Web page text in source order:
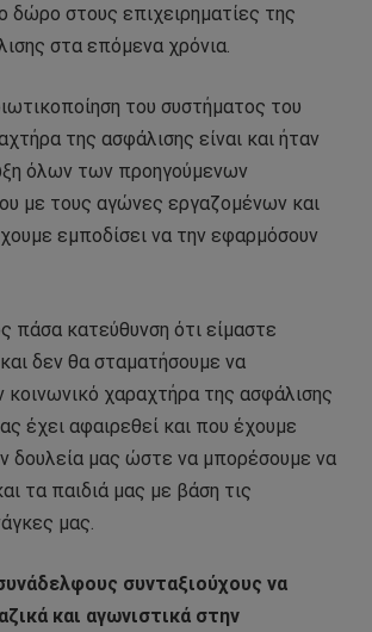
δώρο στους επιχειρηματίες της
στα επόμενα χρόνια.
του συστήματος του
της ασφάλισης είναι και ήταν
όλων των προηγούμενων
με τους αγώνες εργαζομένων και
εμποδίσει να την εφαρμόσουν
πάσα κατεύθυνση ότι είμαστε
δεν θα σταματήσουμε να
κοινωνικό χαραχτήρα της ασφάλισης
έχει αφαιρεθεί και που έχουμε
δουλεία μας ώστε να μπορέσουμε να
τα παιδιά μας με βάση τις
μας.
συνταξιούχους να
και αγωνιστικά στην